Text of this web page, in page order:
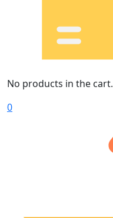
No products in the cart.
0